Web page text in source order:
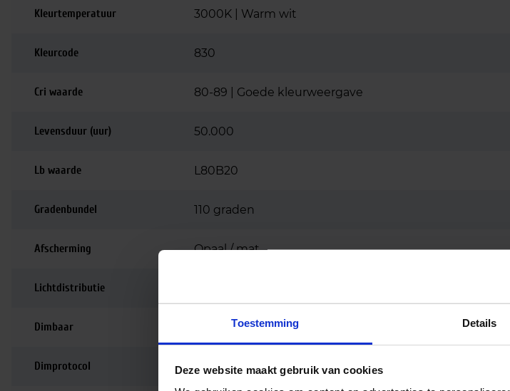
Toestemming Details
Deze website maakt gebruik van cookies
Kleurtemperatuur 3000K | Warm wit
Kleurcode 830
Cri waarde 80-89 | Goede kleurweergave
Levensduur (uur) 50.000
Lb waarde L80B20
Gradenbundel 110 graden
Afscherming Opaal / mat
Lichtdistributie
Dimbaar Dimbaar
Dimprotocol Fase afsnijding